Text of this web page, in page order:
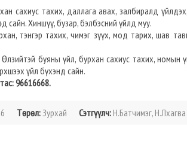
сахиус тахих, даллага авах, залбиралд
сайн. Хиншүү, бузар, бэлбэсний үйлд муу.
тэнгэр тахих, чимэг зүүх, мод тарих, шав
буяны үйл, бурхан сахиус тахих, номын
үйл бүхэнд сайн.
96616668.
Төрөл:Зурхай Сэтгүүлч: Н.Батчимэг, Н.Лхагва